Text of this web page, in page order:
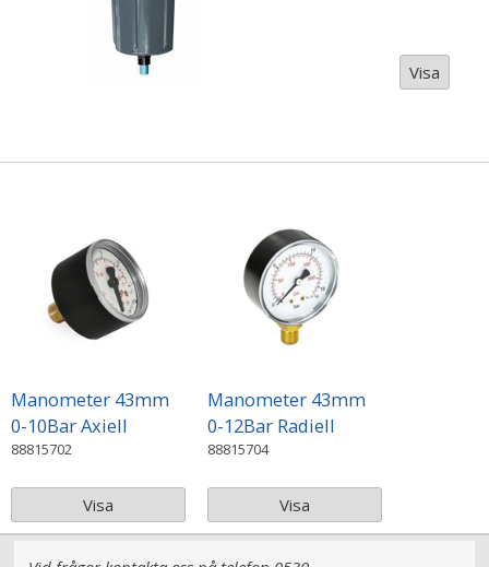
Visa
Manometer 43mm
0-10Bar Axiell
88815702
Visa
Manometer 43mm
0-12Bar Radiell
88815704
Visa